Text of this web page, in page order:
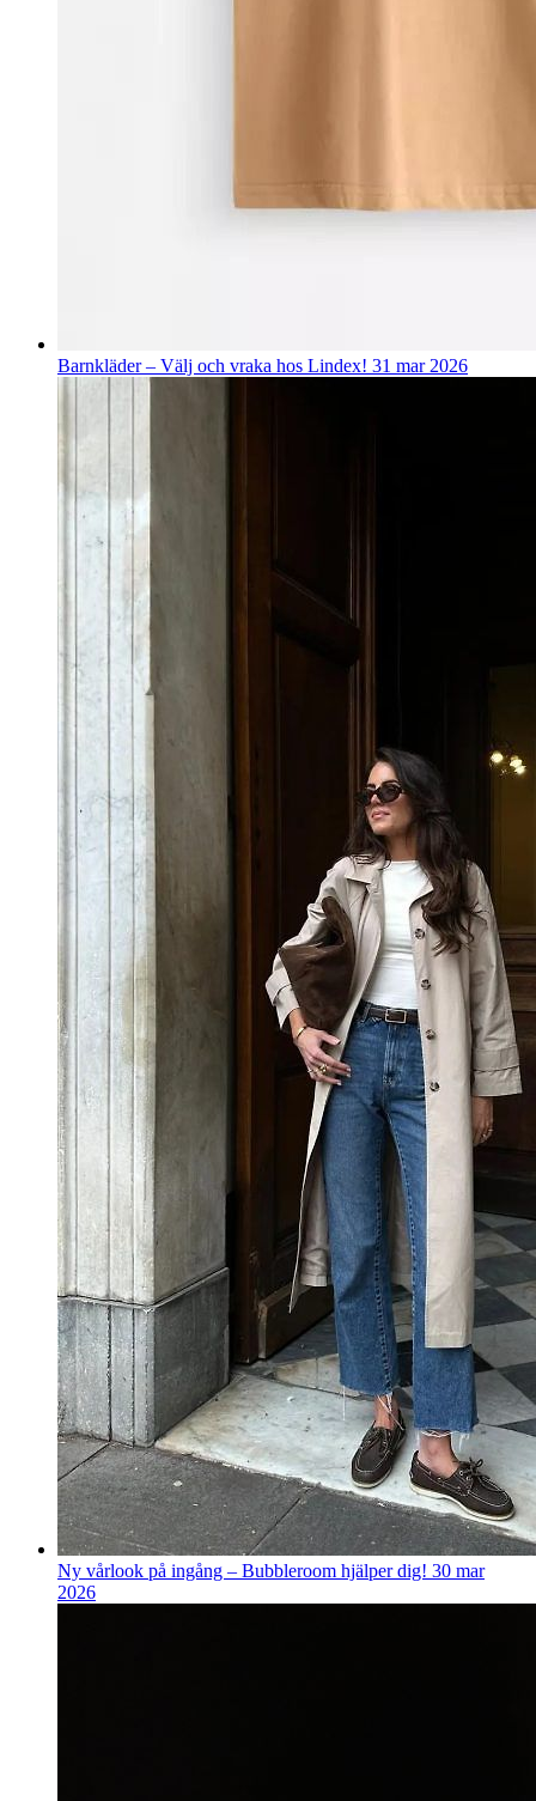
Barnkläder – Välj och vraka hos Lindex! 31 mar 2026
Ny vårlook på ingång – Bubbleroom hjälper dig! 30 mar
2026